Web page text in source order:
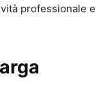
professionale e